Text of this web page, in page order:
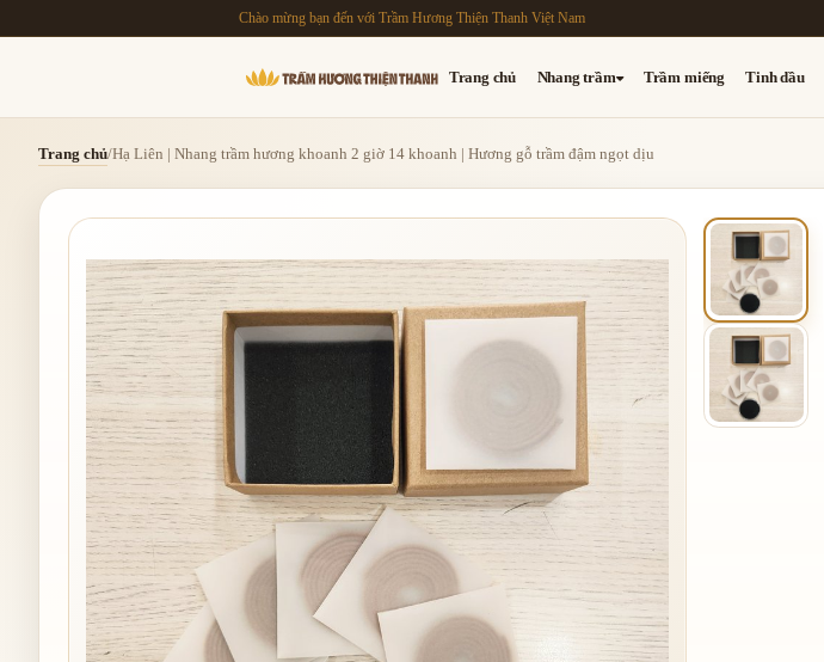
Chào mừng bạn đến với Trầm Hương Thiện Thanh Việt Nam
Trang chủ Nhang trầm Trầm miếng Tinh dầu
Trang chủ/Hạ Liên | Nhang trầm hương khoanh 2 giờ 14 khoanh | Hương gỗ trầm đậm ngọt dịu